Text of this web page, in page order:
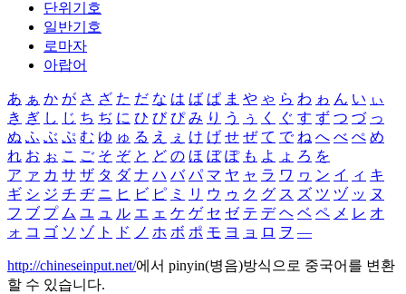
단위기호
일반기호
로마자
아랍어
あ ぁ か が さ ざ た だ な は ば ぱ ま や ゃ ら わ ゎ ん い ぃ
き ぎ し じ ち ぢ に ひ び ぴ み り う ぅ く ぐ す ず つ づ っ
ぬ ふ ぶ ぷ む ゆ ゅ る え ぇ け げ せ ぜ て で ね へ べ ぺ め
れ お ぉ こ ご そ ぞ と ど の ほ ぼ ぽ も よ ょ ろ を
ア ァ カ サ ザ タ ダ ナ ハ バ パ マ ヤ ャ ラ ワ ヮ ン イ ィ キ
ギ シ ジ チ ヂ ニ ヒ ビ ピ ミ リ ウ ゥ ク グ ス ズ ツ ヅ ッ ヌ
フ ブ プ ム ユ ュ ル エ ェ ケ ゲ セ ゼ テ デ ヘ ベ ペ メ レ オ
ォ コ ゴ ソ ゾ ト ド ノ ホ ボ ポ モ ヨ ョ ロ ヲ ―
http://chineseinput.net/에서 pinyin(병음)방식으로 중국어를 변환
할 수 있습니다.